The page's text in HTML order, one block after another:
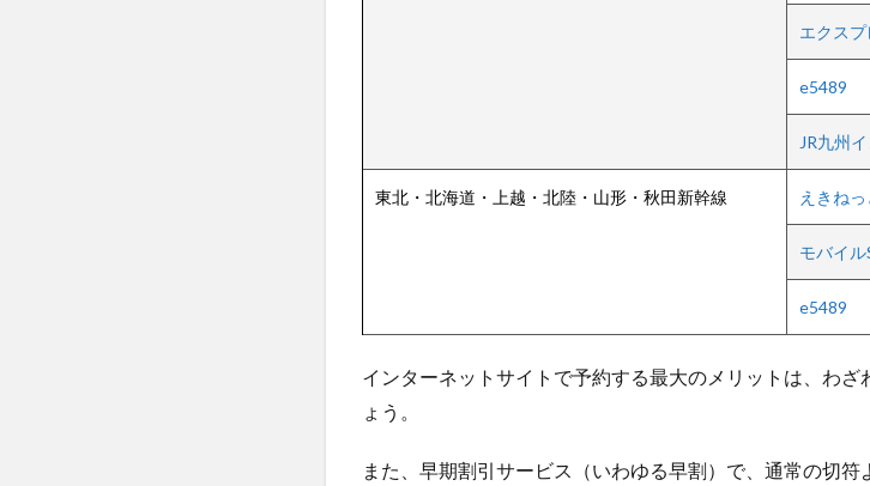
エクス
e5489
JR九州
東北・北海道・上越・北陸・山形・秋田新幹線 えきねっ
モバイル
e5489
インターネットサイトで予約する最大のメリットは、わ
ょう。
また、早期割引サービス（いわゆる早割）で、通常の切